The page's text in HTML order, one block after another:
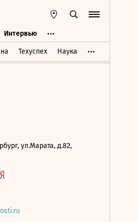
Интервью
Техуспех Наука
Интервью
ул.Марата, д.82,